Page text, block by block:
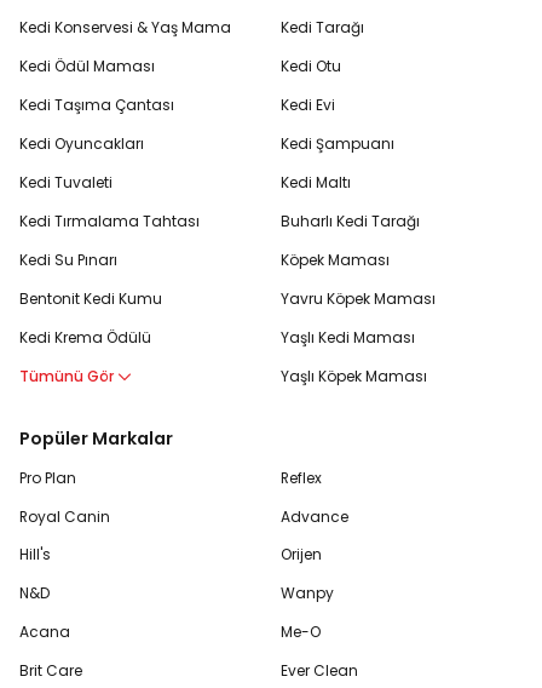
Kedi Konservesi & Yaş Mama
Kedi Ödül Maması
Kedi Taşıma Çantası
Kedi Oyuncakları
Kedi Tuvaleti
Kedi Tırmalama Tahtası
Kedi Su Pınarı
Bentonit Kedi Kumu
Kedi Krema Ödülü
Tümünü Gör
Kedi Tarağı
Kedi Otu
Kedi Evi
Kedi Şampuanı
Kedi Maltı
Buharlı Kedi Tarağı
Köpek Maması
Yavru Köpek Maması
Yaşlı Kedi Maması
Yaşlı Köpek Maması
Popüler Markalar
Pro Plan
Royal Canin
Hill's
N&D
Acana
Brit Care
Reflex
Advance
Orijen
Wanpy
Me-O
Ever Clean